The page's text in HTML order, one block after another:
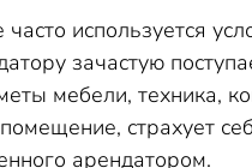
используется
зачастую
мебели, техника,
страхует
арендатором.